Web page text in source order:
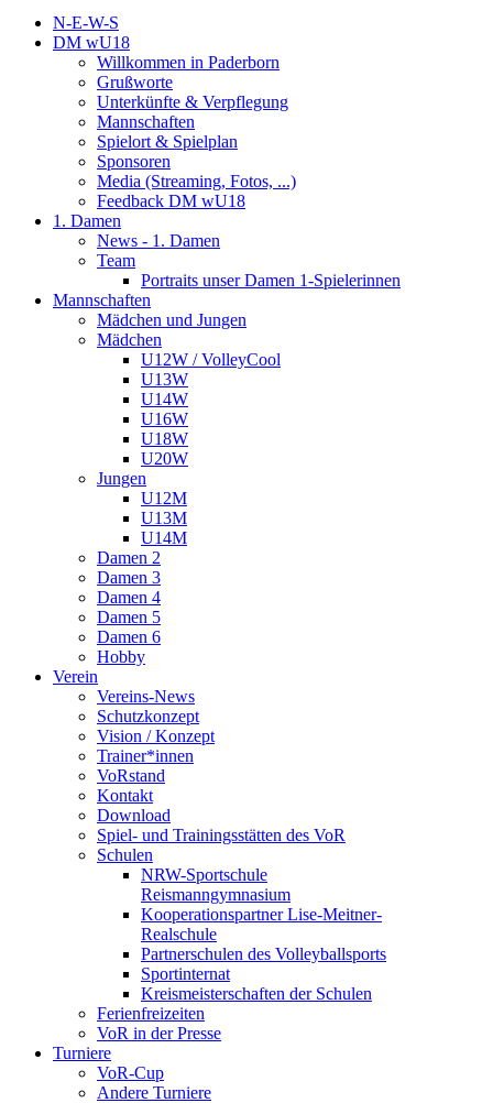
N-E-W-S
DM wU18
Willkommen in Paderborn
Grußworte
Unterkünfte & Verpflegung
Mannschaften
Spielort & Spielplan
Sponsoren
Media (Streaming, Fotos, ...)
Feedback DM wU18
1. Damen
News - 1. Damen
Team
Portraits unser Damen 1-Spielerinnen
Mannschaften
Mädchen und Jungen
Mädchen
U12W / VolleyCool
U13W
U14W
U16W
U18W
U20W
Jungen
U12M
U13M
U14M
Damen 2
Damen 3
Damen 4
Damen 5
Damen 6
Hobby
Verein
Vereins-News
Schutzkonzept
Vision / Konzept
Trainer*innen
VoRstand
Kontakt
Download
Spiel- und Trainingsstätten des VoR
Schulen
NRW-Sportschule
Reismanngymnasium
Kooperationspartner Lise-Meitner-
Realschule
Partnerschulen des Volleyballsports
Sportinternat
Kreismeisterschaften der Schulen
Ferienfreizeiten
VoR in der Presse
Turniere
VoR-Cup
Andere Turniere